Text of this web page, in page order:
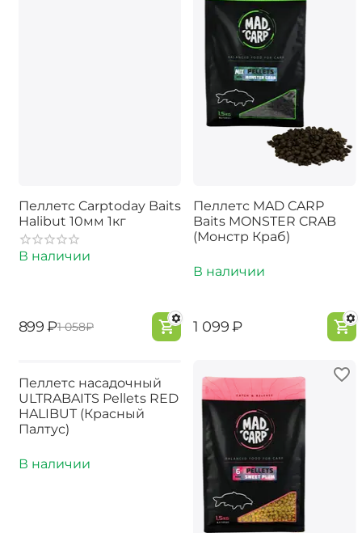
Пеллетс Carptoday Baits
Halibut 10мм 1кг
В наличии
‍899‍ ₽‍1 058‍₽
Пеллетс MAD CARP
Baits MONSTER CRAB
(Монстр Краб)
В наличии
‍1 099‍₽
Пеллетс насадочный
ULTRABAITS Pellets RED
HALIBUT (Красный
Палтус)
В наличии